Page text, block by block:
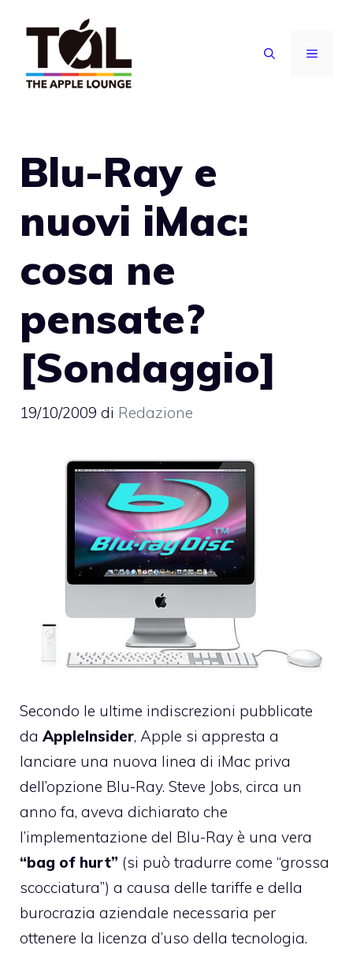
contenuto
MENU
Blu-Ray e
nuovi iMac:
cosa ne
pensate?
[Sondaggio]
19/10/2009 di Redazione
Secondo le ultime indiscrezioni pubblicate
da AppleInsider, Apple si appresta a
lanciare una nuova linea di iMac priva
dell’opzione Blu-Ray. Steve Jobs, circa un
anno fa, aveva dichiarato che
l’implementazione del Blu-Ray è una vera
“bag of hurt” (si può tradurre come “grossa
scocciatura”) a causa delle tariffe e della
burocrazia aziendale necessaria per
ottenere la licenza d’uso della tecnologia.